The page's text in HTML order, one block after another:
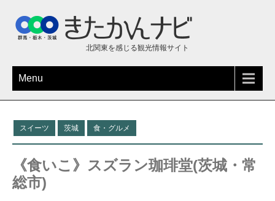
北関東を感じる観光情報サイト
Menu
スイーツ 茨城 食・グルメ
《食いこ》スズラン珈琲堂(茨城・常
総市)